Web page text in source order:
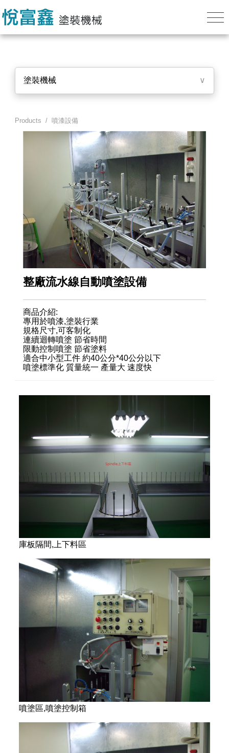
塗裝機械 ∨
Products /噴漆設備
整廠流水線自動噴塗設備
商品介紹:
專用於噴漆,塗裝行業
規格尺寸,可客制化
連續迴轉噴塗 節省時間
限動控制噴塗 節省塗料
適合中小型工件 約40公分*40公分以下
噴塗標準化 質量統一 產量大 速度快
庫板隔間,上下料區
噴塗區,噴塗控制箱